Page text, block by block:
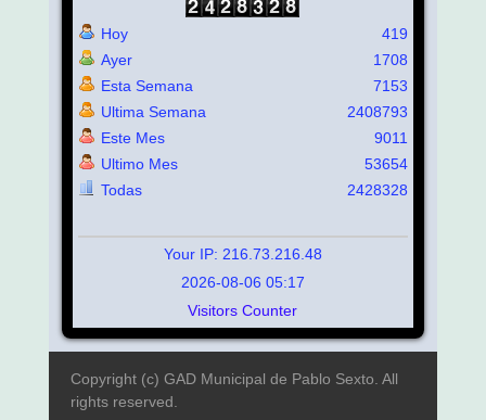
Hoy
Ayer
Esta Semana
Ultima Semana
Este Mes
Ultimo Mes
Todas
419
1708
7153
2408793
9011
53654
2428328
Your IP: 216.73.216.48
2026-08-06 05:17
Visitors Counter
Copyright (c) GAD Municipal de Pablo Sexto. All
rights reserved.